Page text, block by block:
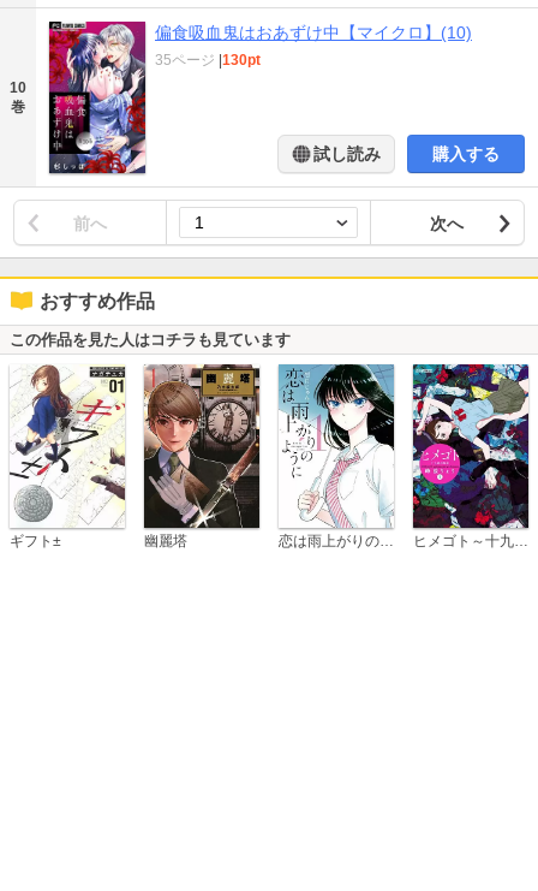
10
巻
偏食吸血鬼はおあずけ中【マイクロ】(10)
35ページ 130pt
試し読み 購入する
前へ 次へ
おすすめ作品
この作品を見た人はコチラも見ています
ギフト± 幽麗塔 恋は雨上がりのように ヒメゴト～十九歳の制服～